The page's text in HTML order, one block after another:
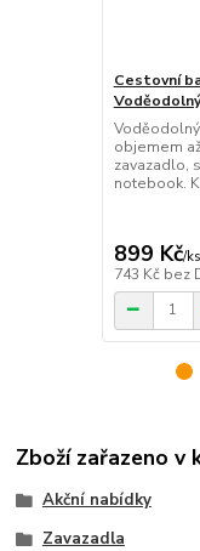
Cestovní
objemem
zavazadlo,
notebook.
899 Kč/ks
743 Kč bez
Zboží zařazeno v
Akční nabídky
Zavazadla